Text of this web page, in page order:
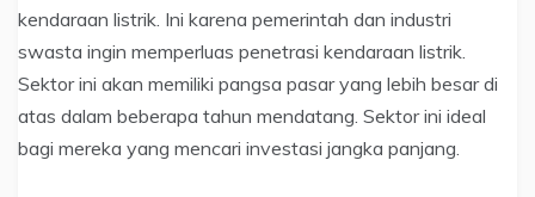
kendaraan listrik. Ini karena pemerintah dan industri
swasta ingin memperluas penetrasi kendaraan listrik.
Sektor ini akan memiliki pangsa pasar yang lebih besar di
atas dalam beberapa tahun mendatang. Sektor ini ideal
bagi mereka yang mencari investasi jangka panjang.